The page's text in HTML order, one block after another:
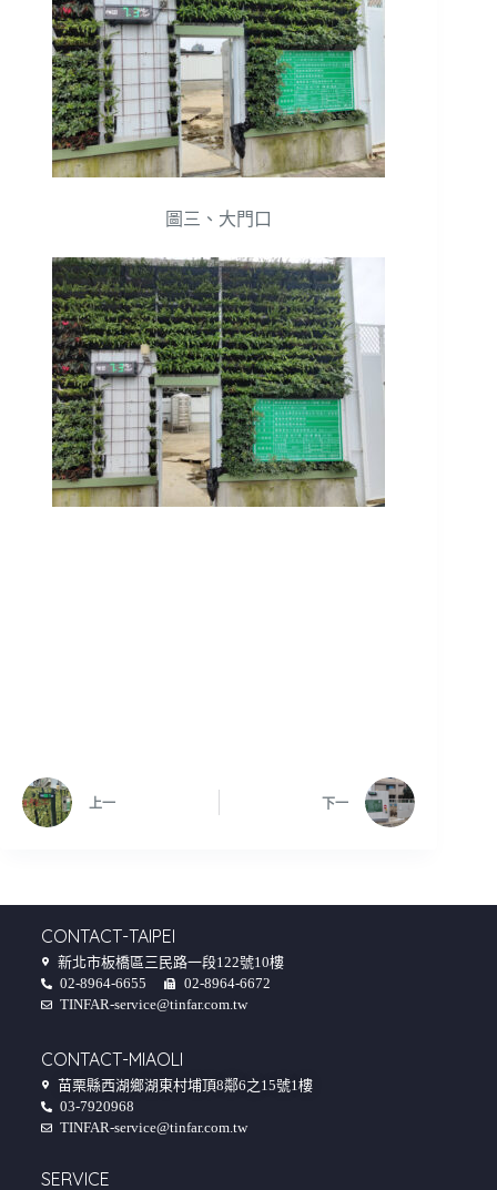
圖三、大門口
上一 下一
CONTACT-TAIPEI
新北市板橋區三民路一段122號10樓
02-8964-6655
02-8964-6672
TINFAR-service@tinfar.com.tw
CONTACT-MIAOLI
苗栗縣西湖鄉湖東村埔頂8鄰6之15號1樓
03-7920968
TINFAR-service@tinfar.com.tw
SERVICE